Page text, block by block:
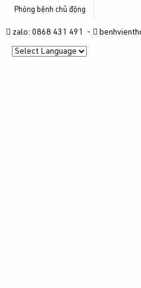
Phòng bệnh chủ động
zalo: 0868 431 491 -